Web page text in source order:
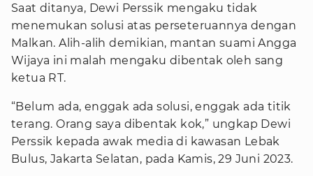
Saat ditanya, Dewi Perssik mengaku tidak
menemukan solusi atas perseteruannya dengan
Malkan. Alih-alih demikian, mantan suami Angga
Wijaya ini malah mengaku dibentak oleh sang
ketua RT.
“Belum ada, enggak ada solusi, enggak ada titik
terang. Orang saya dibentak kok,” ungkap Dewi
Perssik kepada awak media di kawasan Lebak
Bulus, Jakarta Selatan, pada Kamis, 29 Juni 2023.